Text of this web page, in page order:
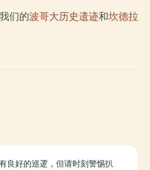
们的波哥大历史遗迹和坎德拉
良好的巡逻，但请时刻警惕扒